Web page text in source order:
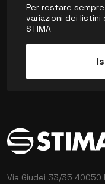
Per restare
variazioni dei
STIMA
Via Giudei 33/35 40050